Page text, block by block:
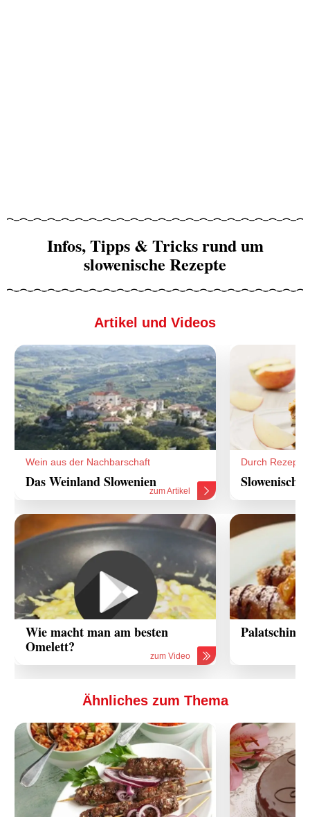
Infos, Tipps & Tricks rund um
slowenische Rezepte
Artikel und Videos
Wein aus der Nachbarschaft
Das Weinland Slowenien
zum Artikel
Durch Rezepte
Slowenische
Wie macht man am besten
Omelett?
zum Video
Ähnliches zum Thema